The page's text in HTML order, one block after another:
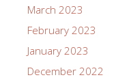
March 2023
February 2023
January 2023
December 2022